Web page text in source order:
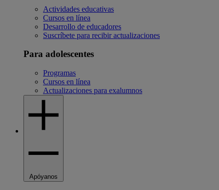
Actividades educativas
Cursos en línea
Desarrollo de educadores
Suscríbete para recibir actualizaciones
Para adolescentes
Programas
Cursos en línea
Actualizaciones para exalumnos
Apóyanos